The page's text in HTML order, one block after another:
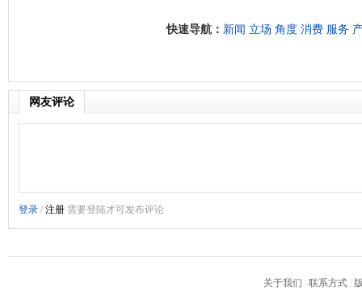
快速导航： 新闻 立场 角度 消费 服务
网友评论
关于我们 联系方式